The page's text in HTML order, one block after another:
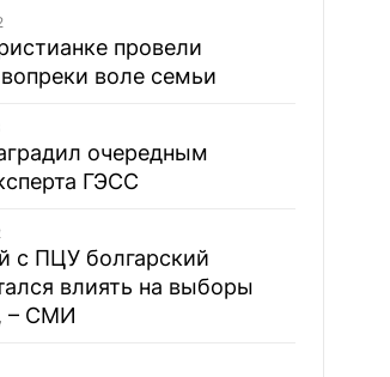
провели
воле семьи
очередным
ГЭСС
с ПЦУ болгарский
влиять на выборы
– СМИ